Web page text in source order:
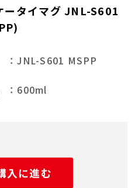
タイマグ JNL-S601
：JNL-S601 MSPP
：600ml
入に進む